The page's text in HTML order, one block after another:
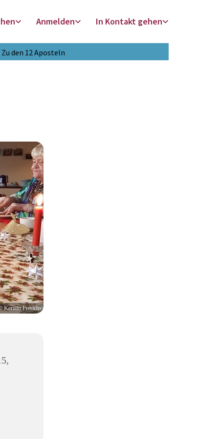
Anmelden In Kontakt gehen
Zu den 12 Aposteln
Kerstin Frerichs